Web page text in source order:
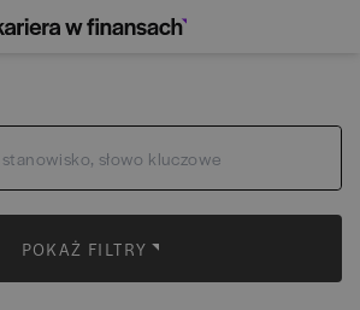
POKAŻ FILTRY